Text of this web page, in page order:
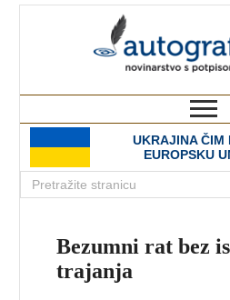
UKRAJINA ČIM
EUROPSKU
Bezumni rat bez
trajanja